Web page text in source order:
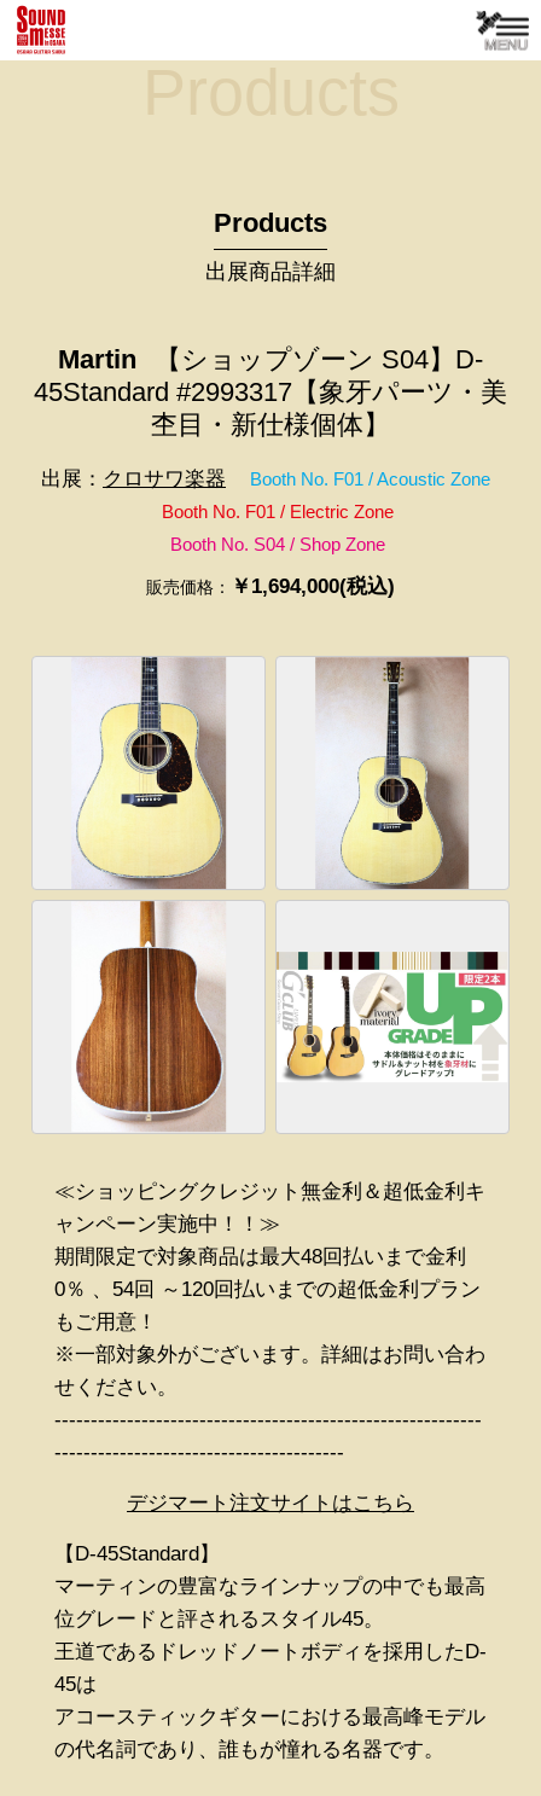
Products
Products
出展商品詳細
Martin
【ショップゾーン S04】D-
45Standard #2993317【象牙パーツ・美
杢目・新仕様個体】
出展： クロサワ楽器
Booth No. F01 / Acoustic Zone
Booth No. F01 / Electric Zone
Booth No. S04 / Shop Zone
販売価格： ￥1,694,000(税込)
≪ショッピングクレジット無金利＆超低金利キ
ャンペーン実施中！！≫
期間限定で対象商品は最大48回払いまで金利
0％ 、54回 ～120回払いまでの超低金利プラン
もご用意！
※一部対象外がございます。詳細はお問い合わ
せください。
-----------------------------------------------------------
----------------------------------------
デジマート注文サイトはこちら
【D-45Standard】
マーティンの豊富なラインナップの中でも最高
位グレードと評されるスタイル45。
王道であるドレッドノートボディを採用したD-
45は
アコースティックギターにおける最高峰モデル
の代名詞であり、誰もが憧れる名器です。